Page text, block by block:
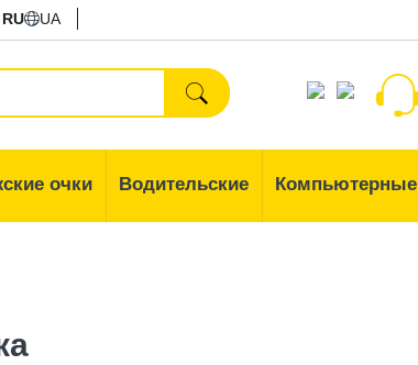
RU UA
очки Водительские Компьютерные